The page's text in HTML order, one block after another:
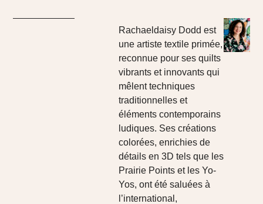
Rachaeldaisy Dodd est
une artiste textile primée,
reconnue pour ses quilts
vibrants et innovants qui
mêlent techniques
traditionnelles et
éléments contemporains
ludiques. Ses créations
colorées, enrichies de
détails en 3D tels que les
Prairie Points et les Yo-
Yos, ont été saluées à
l’international,